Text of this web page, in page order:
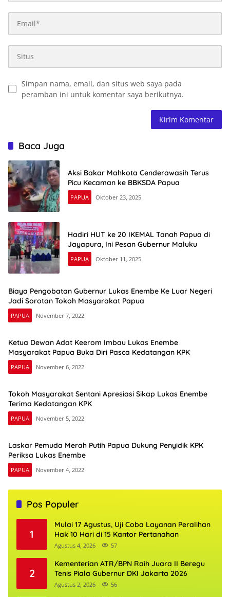
Simpan nama, email, dan situs web saya pada
peramban ini untuk komentar saya berikutnya.
Baca Juga
Aksi Bakar Mahkota Cenderawasih Terus
Picu Kecaman ke BBKSDA Papua
PAPUA Oktober 23, 2025
Hadiri HUT ke 20 IKEMAL Tanah Papua di
Jayapura, Ini Pesan Gubernur Maluku
PAPUA Oktober 11, 2025
Biaya Pengobatan Gubernur Lukas Enembe Ke Luar Negeri
Jadi Sorotan Tokoh Masyarakat Papua
PAPUA November 7, 2022
Ketua Dewan Adat Keerom Imbau Lukas Enembe
Masyarakat Papua Buka Diri Pasca Kedatangan KPK
PAPUA November 6, 2022
Tokoh Masyarakat Sentani Apresiasi Sikap Lukas Enembe
Terima Kedatangan KPK
PAPUA November 5, 2022
Laskar Pemuda Merah Putih Papua Dukung Penyidik KPK
Periksa Lukas Enembe
PAPUA November 4, 2022
Pos Populer
1
Mulai 17 Agustus, Uji Coba Layanan Peralihan
Hak 10 Hari di 15 Kantor Pertanahan
Agustus 4, 2026 57
2
Kementerian ATR/BPN Raih Juara II Beregu
Tenis Piala Gubernur DKI Jakarta 2026
Agustus 2, 2026 56